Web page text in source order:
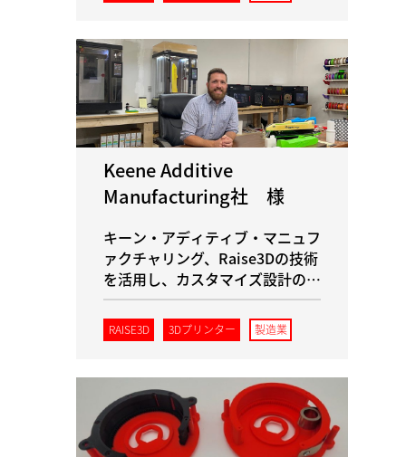
Keene Additive
Manufacturing社 様
キーン・アディティブ・マニュフ
ァクチャリング、Raise3Dの技術
を活用し、カスタマイズ設計の革
新で飛躍的な進歩を遂げる
RAISE3D 3Dプリンター 製造業